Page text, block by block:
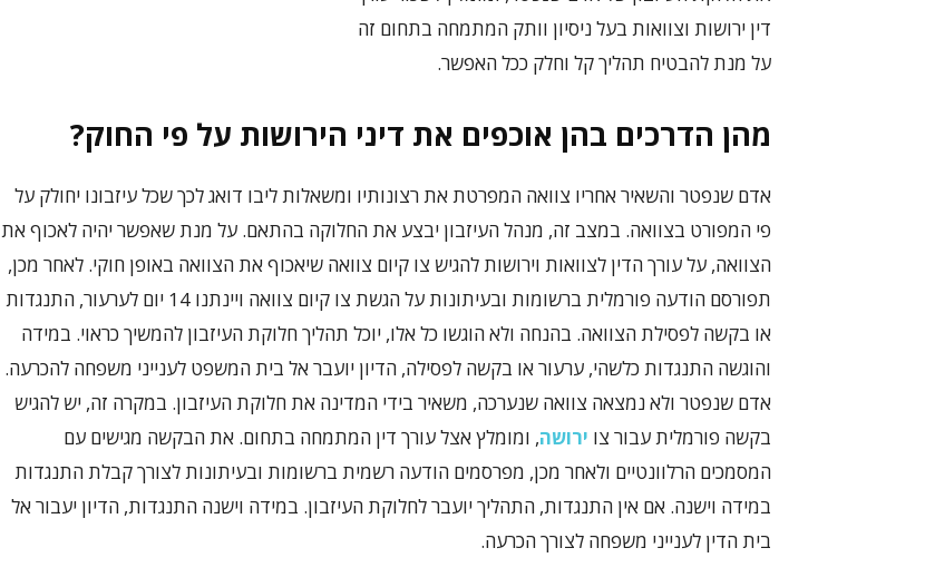
דין ירושות וצוואות בעל ניסיון וותק המתמחה בתחום זה
על מנת להבטיח תהליך קל וחלק ככל האפשר.
מהן הדרכים בהן אוכפים את דיני הירושות על פי החוק?
אדם שנפטר והשאיר אחריו צוואה המפרטת את רצונותיו ומשאלות ליבו דואג לכך שכל עיזבונו יחולק על
פי המפורט בצוואה. במצב זה, מנהל העיזבון יבצע את החלוקה בהתאם. על מנת שאפשר יהיה לאכוף את
הצוואה, על עורך הדין לצוואות וירושות להגיש צו קיום צוואה שיאכוף את הצוואה באופן חוקי. לאחר מכן,
תפורסם הודעה פורמלית ברשומות ובעיתונות על הגשת צו קיום צוואה ויינתנו 14 יום לערעור, התנגדות
או בקשה לפסילת הצוואה. בהנחה ולא הוגשו כל אלו, יוכל תהליך חלוקת העיזבון להמשיך כראוי. במידה
והוגשה התנגדות כלשהי, ערעור או בקשה לפסילה, הדיון יועבר אל בית המשפט לענייני משפחה להכרעה.
אדם שנפטר ולא נמצאה צוואה שנערכה, משאיר בידי המדינה את חלוקת העיזבון. במקרה זה, יש להגיש
בקשה פורמלית עבור צו ירושה, ומומלץ אצל עורך דין המתמחה בתחום. את הבקשה מגישים עם
המסמכים הרלוונטיים ולאחר מכן, מפרסמים הודעה רשמית ברשומות ובעיתונות לצורך קבלת התנגדות
במידה וישנה. אם אין התנגדות, התהליך יועבר לחלוקת העיזבון. במידה וישנה התנגדות, הדיון יעבור אל
בית הדין לענייני משפחה לצורך הכרעה.